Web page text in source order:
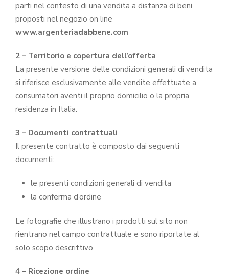
parti nel contesto di una vendita a distanza di beni
proposti nel negozio on line
www.argenteriadabbene.com
2 – Territorio e copertura dell’offerta
La presente versione delle condizioni generali di vendita
si riferisce esclusivamente alle vendite effettuate a
consumatori aventi il proprio domicilio o la propria
residenza in Italia.
3 – Documenti contrattuali
Il presente contratto è composto dai seguenti
documenti:
le presenti condizioni generali di vendita
la conferma d’ordine
Le fotografie che illustrano i prodotti sul sito non
rientrano nel campo contrattuale e sono riportate al
solo scopo descrittivo.
4 – Ricezione ordine